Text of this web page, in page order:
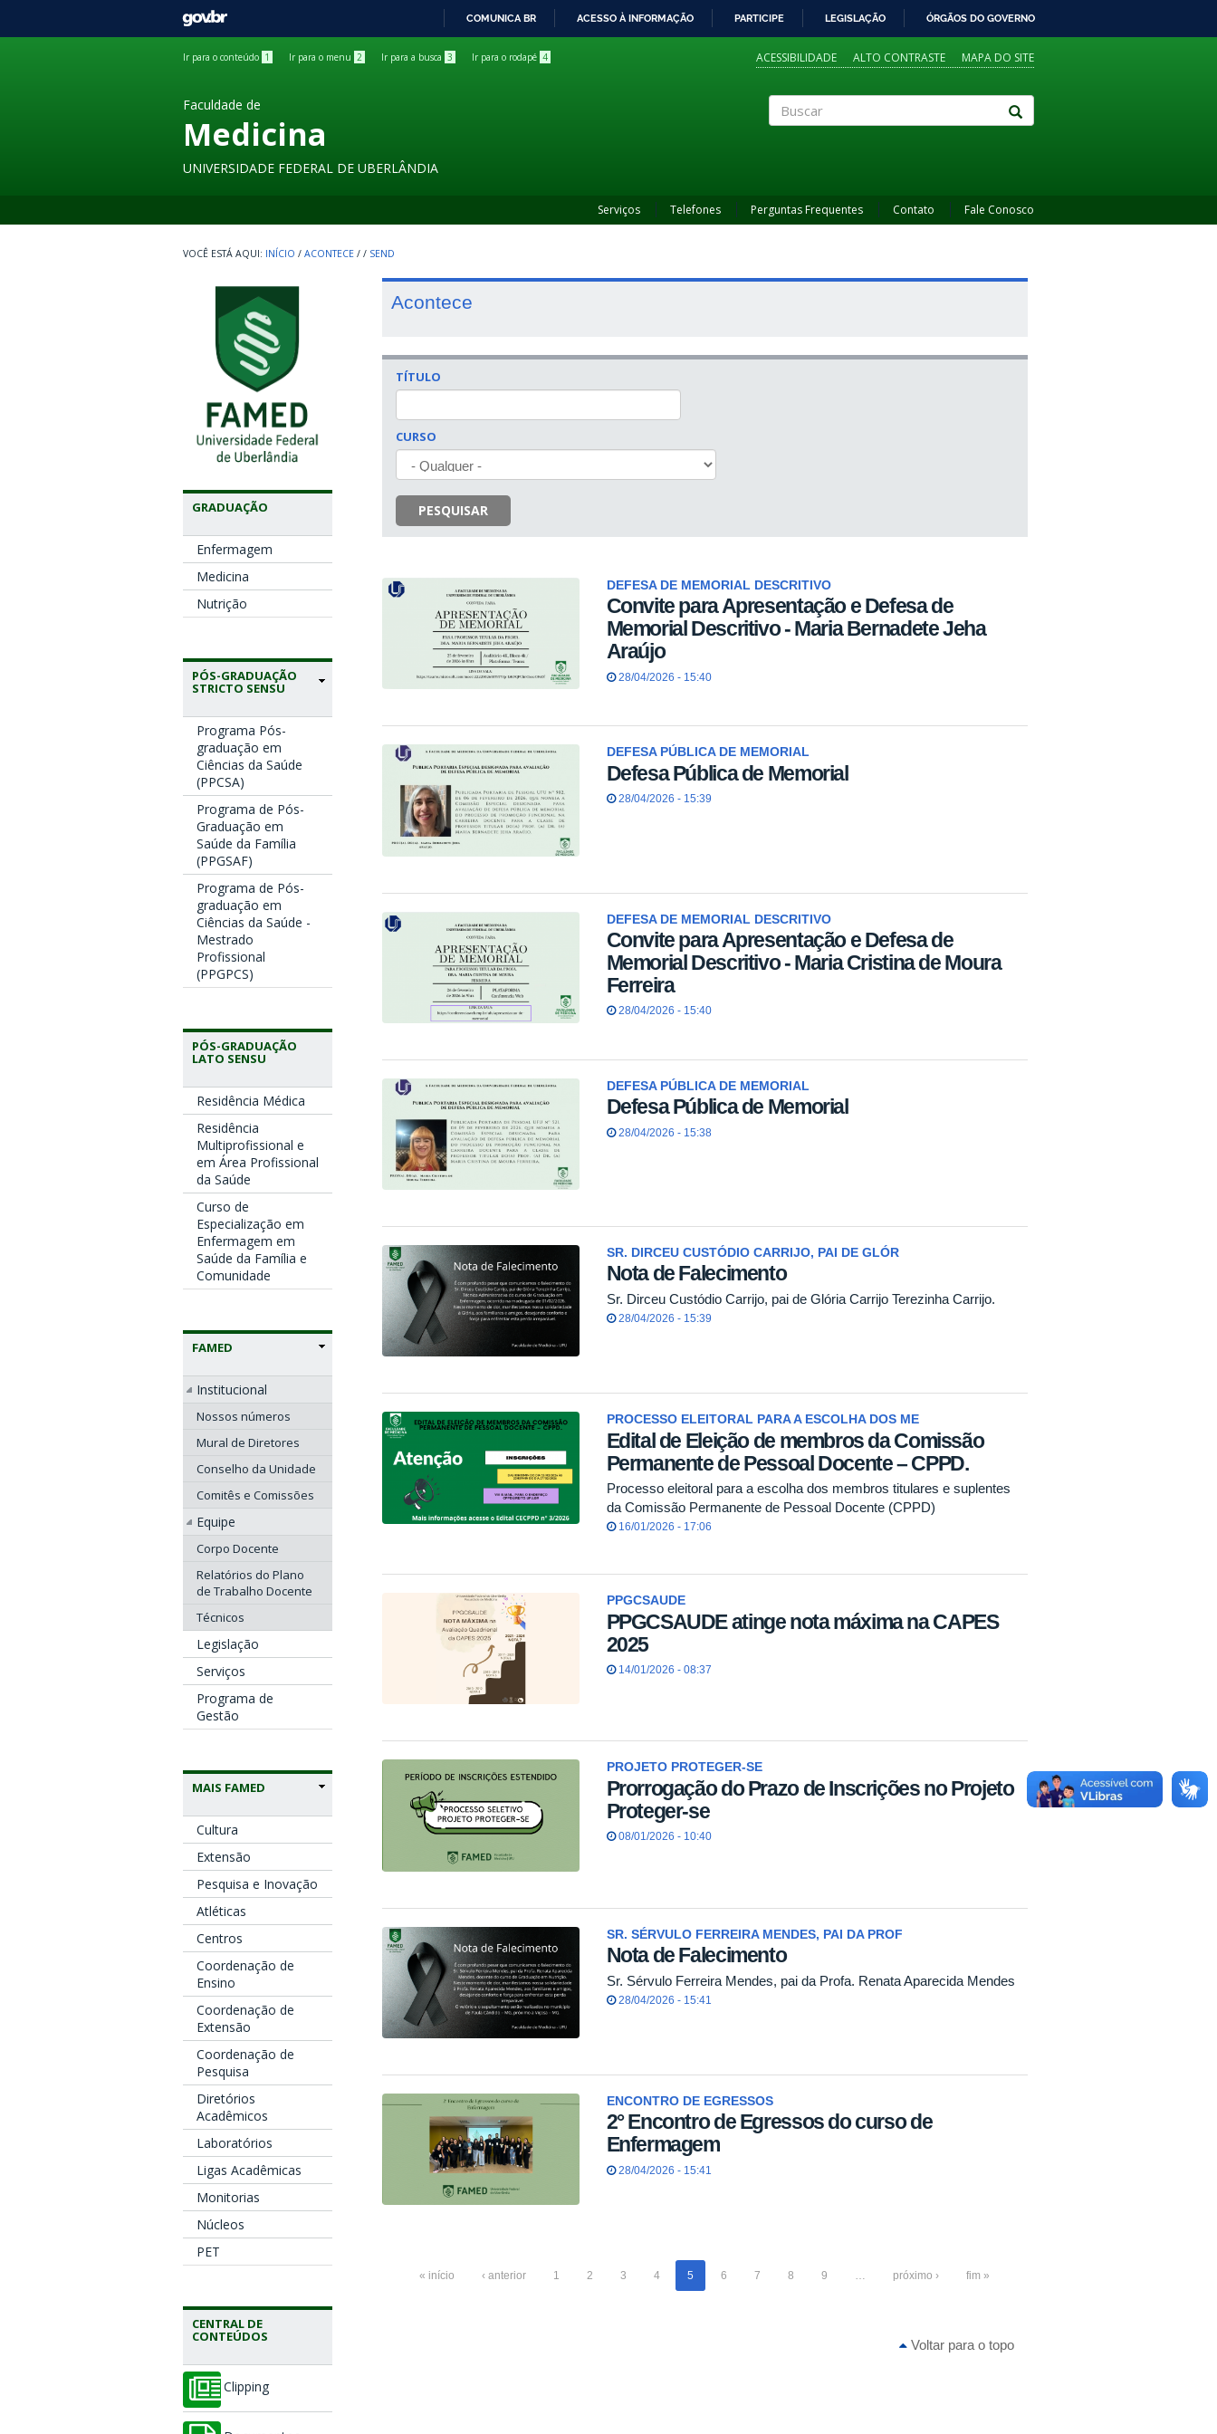
GOVBR
COMUNICA BR ACESSO À INFORMAÇÃO PARTICIPE LEGISLAÇÃO ÓRGÃOS DO GOVERNO
Ir para o conteúdo 1 Ir para o menu 2 Ir para a busca 3 Ir para o rodapé 4 ACESSIBILIDADE ALTO CONTRASTE MAPA DO SITE
Faculdade de
Medicina
UNIVERSIDADE FEDERAL DE UBERLÂNDIA
Serviços Telefones Perguntas Frequentes Contato Fale Conosco
INÍCIO / ACONTECE / / SEND
GRADUAÇÃO
Enfermagem
Medicina
Nutrição
PÓS-GRADUAÇÃO
STRICTO SENSU
Programa Pós-
graduação em
Ciências da Saúde
(PPCSA)
Programa de Pós-
Graduação em
Saúde da Família
(PPGSAF)
Programa de Pós-
graduação em
Ciências da Saúde -
Mestrado
Profissional
(PPGPCS)
PÓS-GRADUAÇÃO
LATO SENSU
Residência Médica
Residência
Multiprofissional e
em Área Profissional
da Saúde
Curso de
Especialização em
Enfermagem em
Saúde da Família e
Comunidade
FAMED
Institucional
Nossos números
Mural de Diretores
Conselho da Unidade
Comitês e Comissões
Equipe
Corpo Docente
Relatórios do Plano
de Trabalho Docente
Técnicos
Legislação
Serviços
Programa de
Gestão
MAIS FAMED
Cultura
Extensão
Pesquisa e Inovação
Atléticas
Centros
Coordenação de
Ensino
Coordenação de
Extensão
Coordenação de
Pesquisa
Diretórios
Acadêmicos
Laboratórios
Ligas Acadêmicas
Monitorias
Núcleos
PET
CENTRAL DE
CONTEÚDOS
Clipping
Acontece
TÍTULO
CURSO
PESQUISAR
DEFESA DE MEMORIAL DESCRITIVO
Convite para Apresentação e Defesa de
Memorial Descritivo - Maria Bernadete Jeha
Araújo
28/04/2026 - 15:40
DEFESA PÚBLICA DE MEMORIAL
Defesa Pública de Memorial
28/04/2026 - 15:39
DEFESA DE MEMORIAL DESCRITIVO
Convite para Apresentação e Defesa de
Memorial Descritivo - Maria Cristina de Moura
Ferreira
28/04/2026 - 15:40
DEFESA PÚBLICA DE MEMORIAL
Defesa Pública de Memorial
28/04/2026 - 15:38
SR. DIRCEU CUSTÓDIO CARRIJO, PAI DE GLÓR
Nota de Falecimento
Sr. Dirceu Custódio Carrijo, pai de Glória Carrijo Terezinha Carrijo.
28/04/2026 - 15:39
PROCESSO ELEITORAL PARA A ESCOLHA DOS ME
Edital de Eleição de membros da Comissão
Permanente de Pessoal Docente – CPPD.
Processo eleitoral para a escolha dos membros titulares e suplentes
da Comissão Permanente de Pessoal Docente (CPPD)
16/01/2026 - 17:06
PPGCSAUDE
PPGCSAUDE atinge nota máxima na CAPES
2025
14/01/2026 - 08:37
PROJETO PROTEGER-SE
Prorrogação do Prazo de Inscrições no Projeto
Proteger-se
08/01/2026 - 10:40
SR. SÉRVULO FERREIRA MENDES, PAI DA PROF
Nota de Falecimento
Sr. Sérvulo Ferreira Mendes, pai da Profa. Renata Aparecida Mendes
28/04/2026 - 15:41
ENCONTRO DE EGRESSOS
2° Encontro de Egressos do curso de
Enfermagem
28/04/2026 - 15:41
« início ‹ anterior 1 2 3 4 5 6 7 8 9 … próximo › fim »
Voltar para o topo